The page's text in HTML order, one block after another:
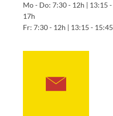
Mo - Do: 7:30 - 12h | 13:15 -
17h
Fr: 7:30 - 12h | 13:15 - 15:45